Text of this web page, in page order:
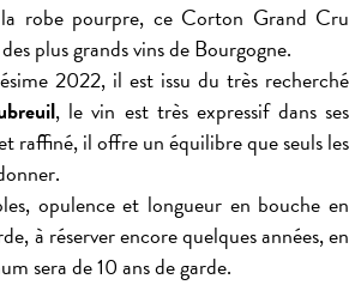
robe pourpre, ce Corton Grand Cru
plus grands vins de Bourgogne.
2022, il est issu du très recherché
, le vin est très expressif dans ses
raffiné, il offre un équilibre que seuls les
opulence et longueur en bouche en
à réserver encore quelques années, en
sera de 10 ans de garde.